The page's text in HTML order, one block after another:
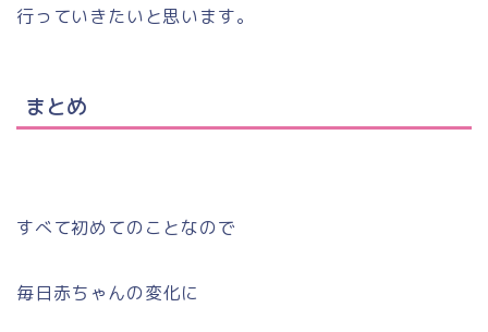
行っていきたいと思います。
まとめ
すべて初めてのことなので
毎日赤ちゃんの変化に